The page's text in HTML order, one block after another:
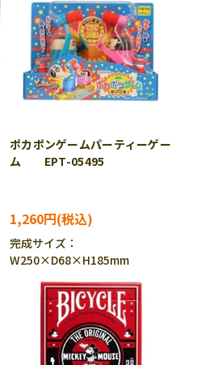
ポカポンゲームパーティーゲー
ム EPT-05495
1,260円
完成サイズ：
W250×D68×H185mm